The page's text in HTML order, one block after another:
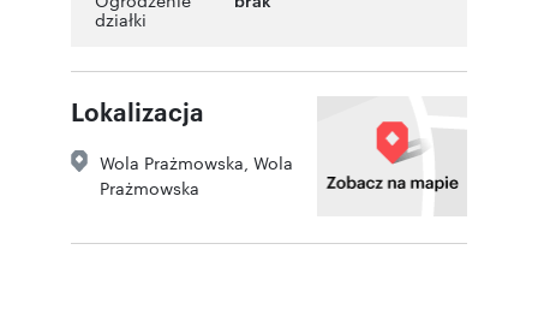
działki
Lokalizacja
Wola Prażmowska Wola
Prażmowska